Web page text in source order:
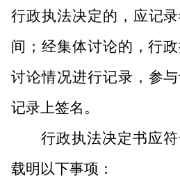
行政执法决定的，应记
间；经集体讨论的，行
讨论情况进行记录，参
记录上签名。
行政执法决定书应
载明以下事项：